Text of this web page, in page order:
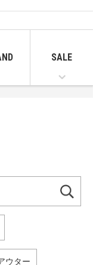
SALE
ウター